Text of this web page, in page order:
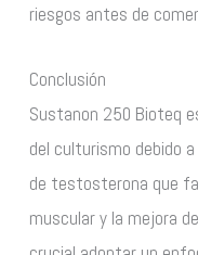
riesgos antes de
Conclusión
Sustanon 250 Bioteq
del culturismo debido
de testosterona que
muscular y la mejora